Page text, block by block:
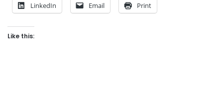
LinkedIn Email Print
Like this: